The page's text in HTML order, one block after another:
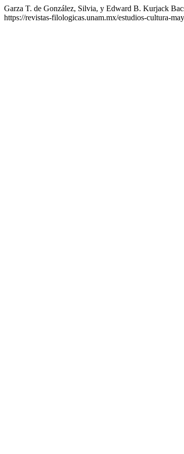
Garza T. de González, Silvia, y Edward B. Kurjack
https://revistas-filologicas.unam.mx/estudios-cultura-